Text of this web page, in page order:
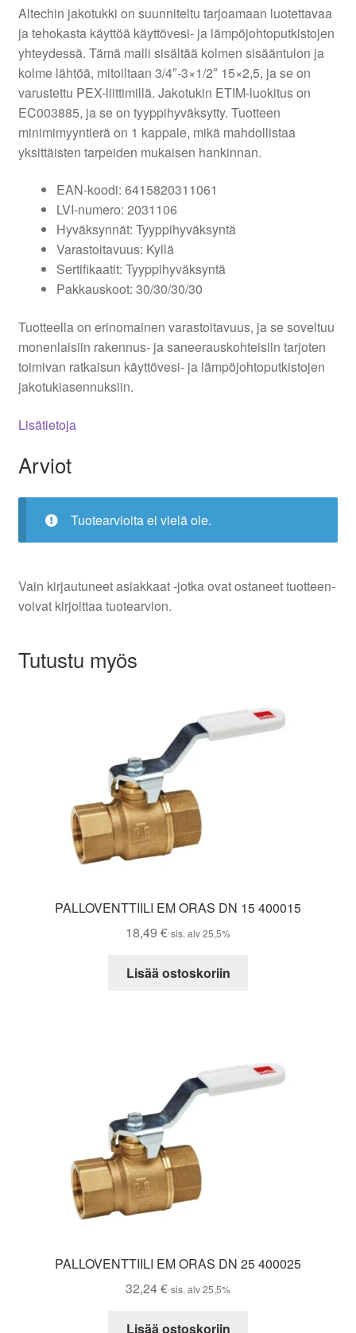
Altechin jakotukki on suunniteltu tarjoamaan luotettavaa
ja tehokasta käyttöä käyttövesi- ja lämpöjohtoputkistojen
yhteydessä. Tämä malli sisältää kolmen sisääntulon ja
kolme lähtöä, mitoiltaan 3/4″-3×1/2″ 15×2,5, ja se on
varustettu PEX-liittimillä. Jakotukin ETIM-luokitus on
EC003885, ja se on tyyppihyväksytty. Tuotteen
minimimyyntierä on 1 kappale, mikä mahdollistaa
yksittäisten tarpeiden mukaisen hankinnan.
EAN-koodi: 6415820311061
LVI-numero: 2031106
Hyväksynnät: Tyyppihyväksyntä
Varastoitavuus: Kyllä
Sertifikaatit: Tyyppihyväksyntä
Pakkauskoot: 30/30/30/30
Tuotteella on erinomainen varastoitavuus, ja se soveltuu
monenlaisiin rakennus- ja saneerauskohteisiin tarjoten
toimivan ratkaisun käyttövesi- ja lämpöjohtoputkistojen
jakotukiasennuksiin.
Lisätietoja
Arviot
Tuotearvioita ei vielä ole.
Vain kirjautuneet asiakkaat -jotka ovat ostaneet tuotteen-
voivat kirjoittaa tuotearvion.
Tutustu myös
PALLOVENTTIILI EM ORAS DN 15 400015
18,49 € sis. alv 25,5%
Lisää ostoskoriin
PALLOVENTTIILI EM ORAS DN 25 400025
32,24€ sis. alv 25,5%
Lisää ostoskoriin